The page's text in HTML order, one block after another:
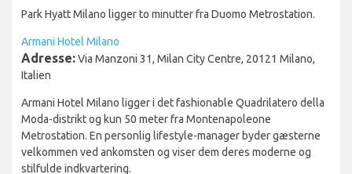
Park Hyatt Milano ligger to minutter fra Duomo Metrostation.
Armani Hotel Milano
Adresse:Via Manzoni 31, Milan City Centre, 20121 Milano,
Italien
Armani Hotel Milano ligger i det fashionable Quadrilatero della
Moda-distrikt og kun 50 meter fra Montenapoleone
Metrostation. En personlig lifestyle-manager byder gæsterne
velkommen ved ankomsten og viser dem deres moderne og
stilfulde indkvartering.